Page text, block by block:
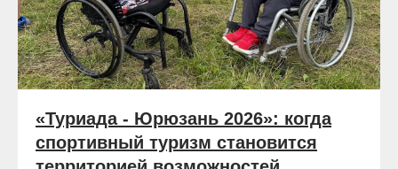
«Туриада - Юрюзань 2026»: когда
спортивный туризм становится